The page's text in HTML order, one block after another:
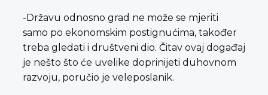
-Državu odnosno grad ne može se mjeriti
samo po ekonomskim postignućima, također
treba gledati i društveni dio. Čitav ovaj događaj
je nešto što će uvelike doprinijeti duhovnom
razvoju, poručio je veleposlanik.